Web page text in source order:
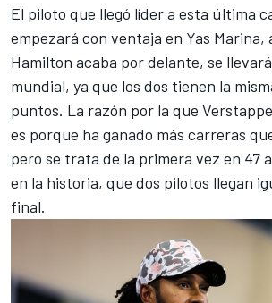
El piloto que llegó líder a esta última
empezará con ventaja en Yas Marina,
Hamilton acaba por delante, se
mundial, ya que los dos tienen la
puntos. La razón por la que
es porque ha ganado más carreras
pero se trata de la primera vez en 47
en la historia, que dos pilotos llegan
final.